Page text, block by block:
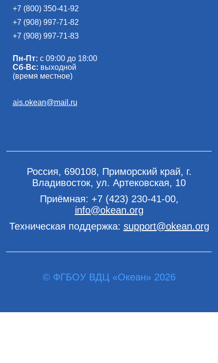
+7 (800) 350-41-92
+7 (908) 997-71-82
+7 (908) 997-71-83
Пн-Пт: с 09:00 до 18:00
Сб-Вс: выходной
(время местное)
ais.okean@mail.ru
Россия, 690108, Приморский край, г.
Владивосток, ул. Артековская, 10
Приёмная: +7 (423) 230-41-00,
info@okean.org
Техническая поддержка: support@okean.org
© ФГБОУ ВДЦ «Океан» 2026